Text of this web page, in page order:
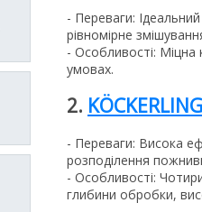
- Переваги:
рівномірне
- Особливості: Міцна
умовах.
2.
- Переваги: Висока
розподілення
- Особливості:
глибини обробки,